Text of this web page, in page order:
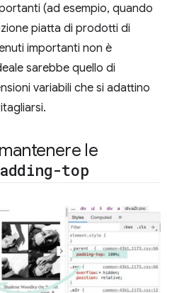
(ad esempio, quando
piatta di prodotti di
importanti non è
sarebbe quello di
variabili che si adattino
le
top